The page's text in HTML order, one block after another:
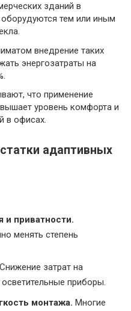
зданий в
тем или иным
внедрение таких
энергозатраты на
что применение
уровень комфорта и
в офисах.
адаптивных
и приватности.
менять степень
Снижение затрат на
приборы.
монтажа. Многие